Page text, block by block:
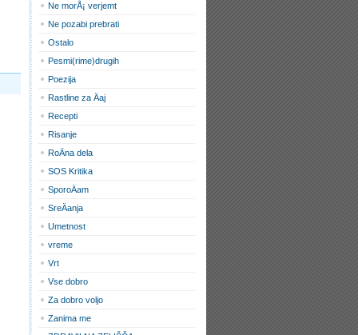
Ne morÅ¡ verjemt
Ne pozabi prebrati
Ostalo
Pesmi(rime)drugih
Poezija
Rastline za Äaj
Recepti
Risanje
RoÄna dela
SOS Kritika
SporoÄam
SreÄanja
Umetnost
vreme
Vrt
Vse dobro
Za dobro voljo
Zanima me